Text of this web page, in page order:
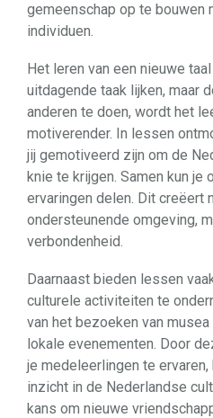
gemeenschap op te bouwen
individuen.
Het leren van een nieuwe
uitdagende taak lijken, maar
anderen te doen, wordt het
motiverender. In lessen
jij gemotiveerd zijn om de
knie te krijgen. Samen kun je
ervaringen delen. Dit creëert
ondersteunende omgeving,
verbondenheid.
Daarnaast bieden lessen
culturele activiteiten te
van het bezoeken van
lokale evenementen. Door
je medeleerlingen te
inzicht in de Nederlandse
kans om nieuwe